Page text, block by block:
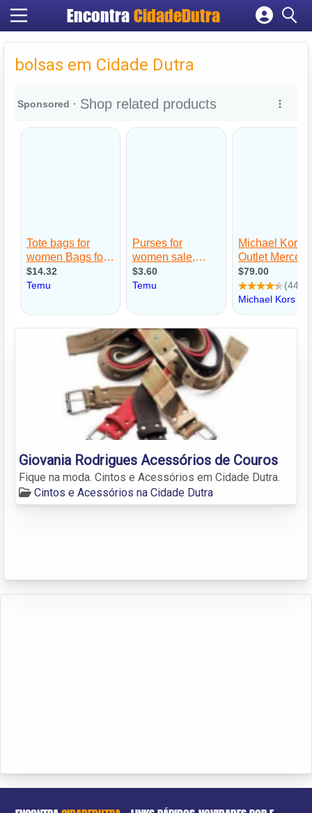
Encontra CidadeDutra
Cadastrar empresa
Criar conta
bolsas em Cidade Dutra
Giovania Rodrigues Acessórios de Couros
Fique na moda. Cintos e Acessórios em Cidade Dutra.
Cintos e Acessórios na Cidade Dutra